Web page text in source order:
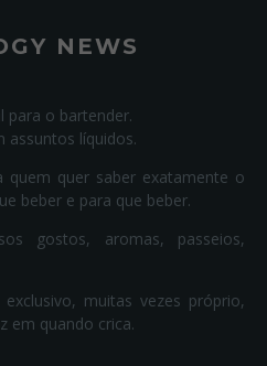
NEWS
para o bartender.
assuntos líquidos.
quem quer saber exatamente o
beber e para que beber.
gostos, aromas, passeios,
muitas vezes próprio,
em quando crica.